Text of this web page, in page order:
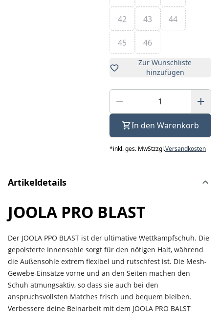
42 43 44
45 46
Zur Wunschliste
hinzufügen
In den Warenkorb
*inkl. ges. MwStzzgl.Versandkosten
Artikeldetails
JOOLA PRO BLAST
Der JOOLA PPO BLAST ist der ultimative Wettkampfschuh. Die
gepolsterte Innensohle sorgt für den nötigen Halt, während
die Außensohle extrem flexibel und rutschfest ist. Die Mesh-
Gewebe-Einsätze vorne und an den Seiten machen den
Schuh atmungsaktiv, so dass sie auch bei den
anspruchsvollsten Matches frisch und bequem bleiben.
Verbessere deine Beinarbeit mit dem JOOLA PRO BALST